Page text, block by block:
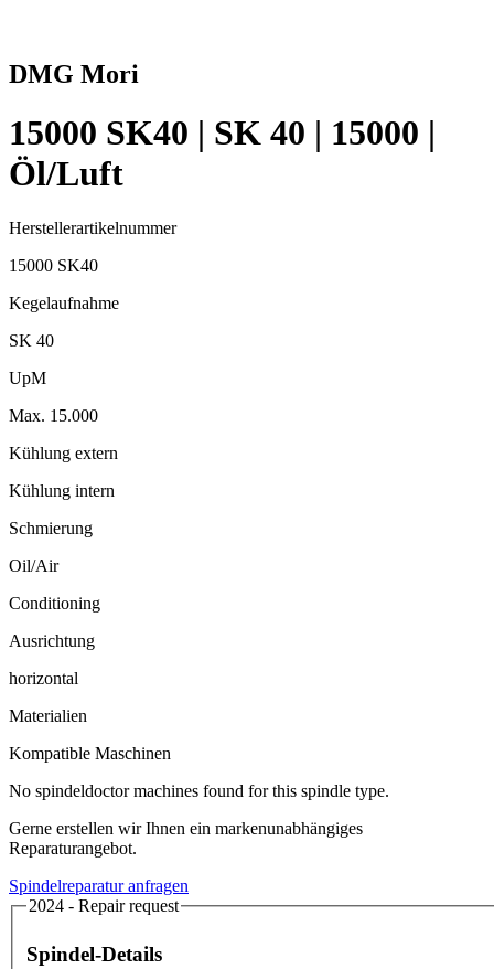
DMG Mori
15000 SK40 | SK 40 | 15000 |
Öl/Luft
Herstellerartikelnummer
15000 SK40
Kegelaufnahme
SK 40
UpM
Max. 15.000
Kühlung extern
Kühlung intern
Schmierung
Oil/Air
Conditioning
Ausrichtung
horizontal
Materialien
Kompatible Maschinen
No spindeldoctor machines found for this spindle type.
Gerne erstellen wir Ihnen ein markenunabhängiges
Reparaturangebot.
Spindelreparatur anfragen
2024 - Repair request
Spindel-Details